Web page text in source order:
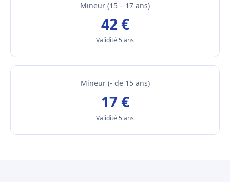
Mineur (15 – 17 ans)
42 €
Validité 5 ans
Mineur (- de 15 ans)
17 €
Validité 5 ans